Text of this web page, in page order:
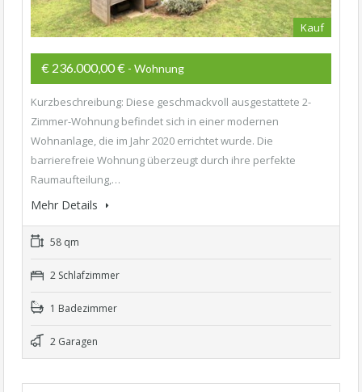
Kauf
€ 236.000,00 € - Wohnung
Kurzbeschreibung: Diese geschmackvoll ausgestattete 2-
Zimmer-Wohnung befindet sich in einer modernen
Wohnanlage, die im Jahr 2020 errichtet wurde. Die
barrierefreie Wohnung überzeugt durch ihre perfekte
Raumaufteilung,…
Mehr Details
58 qm
2 Schlafzimmer
1 Badezimmer
2 Garagen